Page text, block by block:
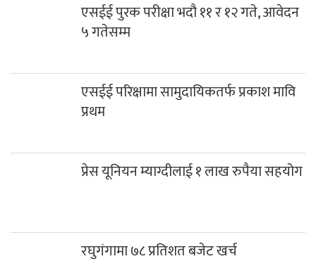
एसईई पुरक परीक्षा भदौ ११ र १२ गते, आवेदन
५ गतेसम्म
एसईई परिक्षामा सामुदायिकतर्फ प्रकाश मावि
प्रथम
प्रेस यूनियन म्याग्दीलाई १ लाख रुपैया सहयोग
रघुगंगामा ७८ प्रतिशत बजेट खर्च